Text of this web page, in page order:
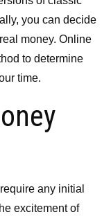
you can decide
money. Online
to determine
time.
any initial
excitement of